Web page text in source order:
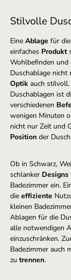
Stilvolle
Eine Ablage für
einfaches Produkt
Wohlbefinden und
Duschablage
Optik auch
Duschablagen ist
verschiedenen
wenigen Minuten
nicht nur Zeit und
Position der
Ob in Schwarz,
schlanker Designs
Badezimmer ein.
die effiziente
kleinen
Ablagen für die
alle notwendigen
einzuschränken.
Badezimmer auch
zu trennen.